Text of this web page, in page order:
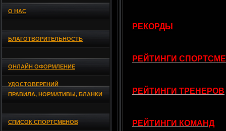
О НАС
БЛАГОТВОРИТЕЛЬНОСТЬ
ОНЛАЙН ОФОРМЛЕНИЕ
УДОСТОВЕРЕНИЙ
ПРАВИЛА, НОРМАТИВЫ, БЛАНКИ
СПИСОК СПОРТСМЕНОВ
РЕКОРДЫ
РЕЙТИНГИ
РЕЙТИНГИ ТРЕНЕРОВ
РЕЙТИНГИ КОМАНД